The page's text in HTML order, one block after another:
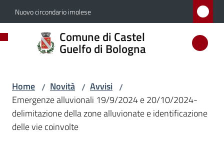
Vai al contenuto
Vai alla navigazione
Vai al footer
Nuovo circondario imolese
Comune di Castel
Guelfo di Bologna
Comune
di
di
Bologna
Home / Novità / Avvisi /
Emergenze alluvionali 19/9/2024 e 20/10/2024-
delimitazione della zone alluvionate e identificazione
delle vie coinvolte